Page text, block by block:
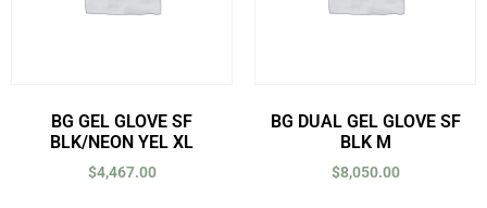
BG GEL GLOVE SF
BLK/NEON YEL XL
$4,467.00
BG DUAL GEL GLOVE SF
BLK M
$8,050.00